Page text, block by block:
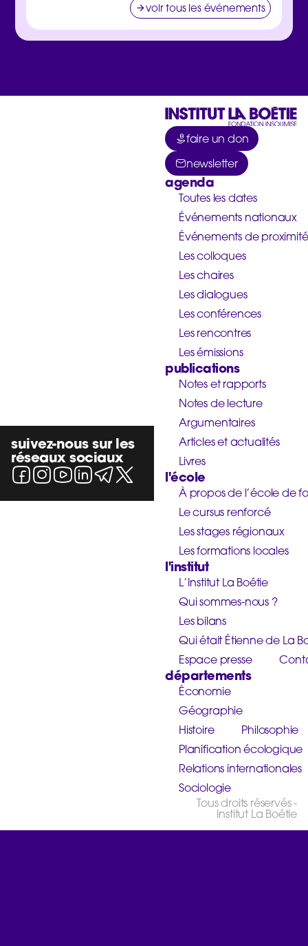
voir tous les événements
suivez-nous sur les
réseaux sociaux
faire un don
newsletter
agenda
Toutes les dates
Événements nationaux
Événements de proximité
Les colloques
Les chaires
Les dialogues
Les conférences
Les rencontres
Les émissions
publications
Notes et rapports
Notes de lecture
Argumentaires
Articles et actualités
Livres
l'école
À propos de l’école de
Le cursus renforcé
Les stages régionaux
Les formations locales
l'institut
L’Institut La Boétie
Qui sommes-nous ?
Les bilans
Qui était Étienne de La
Espace presse
départements
Économie
Géographie
Histoire
Philosophie
Planification écologique
Relations internationales
Sociologie
Tous droits réservés -
Institut La Boétie